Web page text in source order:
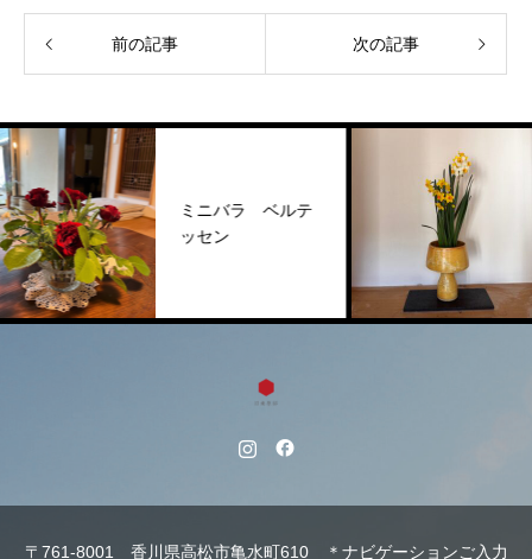
前の記事 次の記事
ミニバラ ベルテ
ッセン
〒761-8001 香川県高松市亀水町610 ＊ナビゲーションご入力